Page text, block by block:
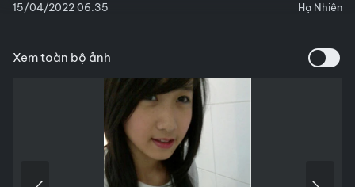
15/04/2022 06:35 Hạ Nhiên
Xem toàn bộ ảnh